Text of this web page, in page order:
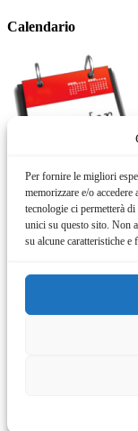
Per fornire le migliori
memorizzare e/o
tecnologie ci permetterà
unici su questo sito. Non
su alcune caratteristiche e
Calendario
ARCHIVIO
Privacy Policy